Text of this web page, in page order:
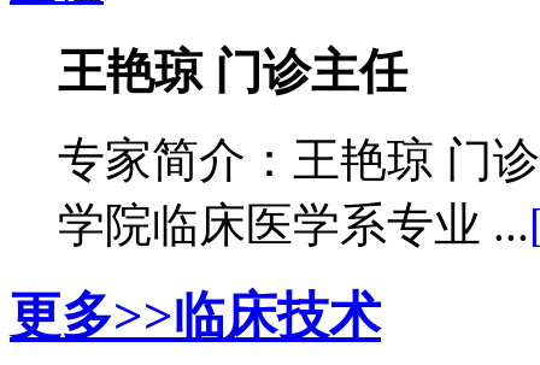
王艳琼 门诊主任
专家简介：王艳琼 门
学院临床医学系专业 ...
更多>>临床技术